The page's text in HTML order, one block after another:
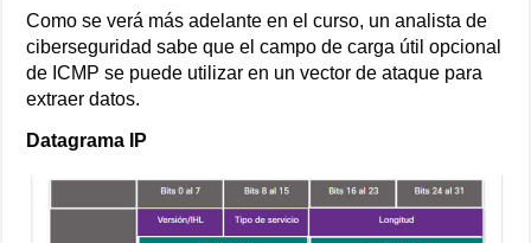
Como se verá más adelante en el curso, un analista de
ciberseguridad sabe que el campo de carga útil opcional
de ICMP se puede utilizar en un vector de ataque para
extraer datos.
Datagrama IP